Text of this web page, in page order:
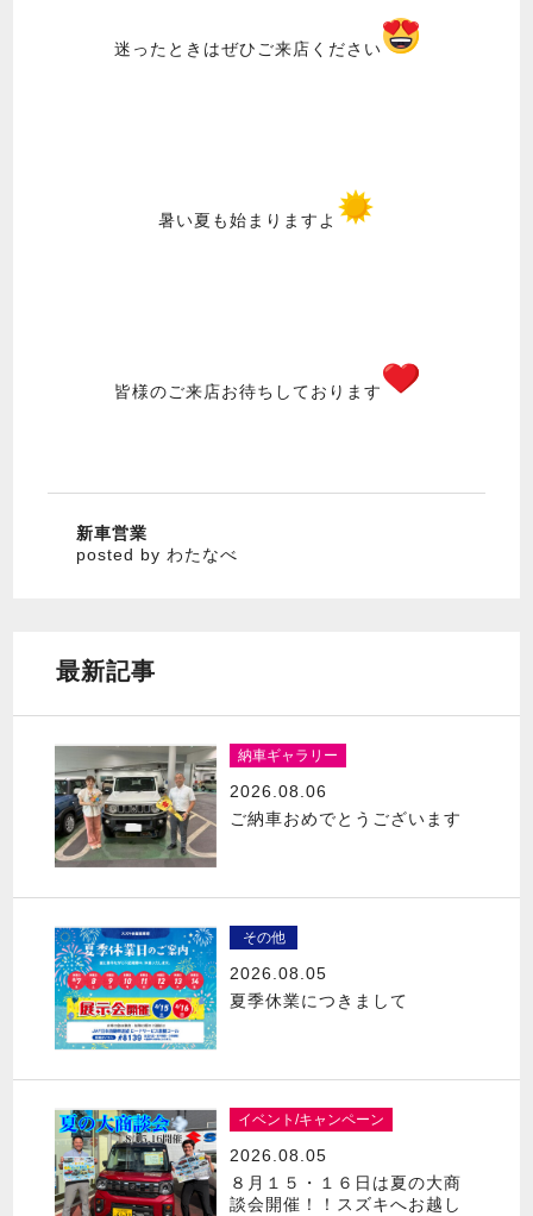
迷ったときはぜひご来店ください
暑い夏も始まりますよ
皆様のご来店お待ちしております
新車営業
posted by わたなべ
最新記事
納車ギャラリー
2026.08.06
ご納車おめでとうございます
その他
2026.08.05
夏季休業につきまして
イベント/キャンペーン
2026.08.05
８月１５・１６日は夏の大商
談会開催！！スズキへお越し